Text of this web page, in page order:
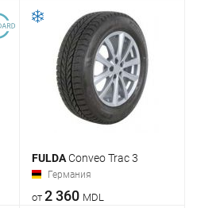
FULDAConveo Trac 3
Германия
от 2 360 MDL